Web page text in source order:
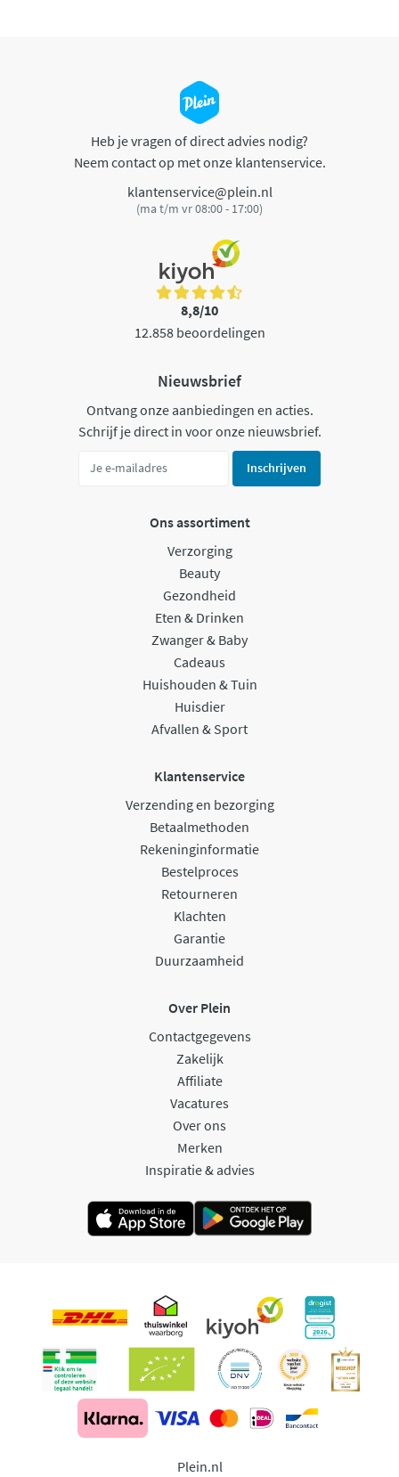
Heb je vragen of direct advies nodig?
Neem contact op met onze klantenservice.
klantenservice@plein.nl
(ma t/m vr 08:00 - 17:00)
8,8/10
12.858 beoordelingen
Nieuwsbrief
Ontvang onze aanbiedingen en acties.
Schrijf je direct in voor onze nieuwsbrief.
Inschrijven
Ons assortiment
Verzorging
Beauty
Gezondheid
Eten & Drinken
Zwanger & Baby
Cadeaus
Huishouden & Tuin
Huisdier
Afvallen & Sport
Klantenservice
Verzending en bezorging
Betaalmethoden
Rekeninginformatie
Bestelproces
Retourneren
Klachten
Garantie
Duurzaamheid
Over Plein
Contactgegevens
Zakelijk
Affiliate
Vacatures
Over ons
Merken
Inspiratie & advies
Plein.nl